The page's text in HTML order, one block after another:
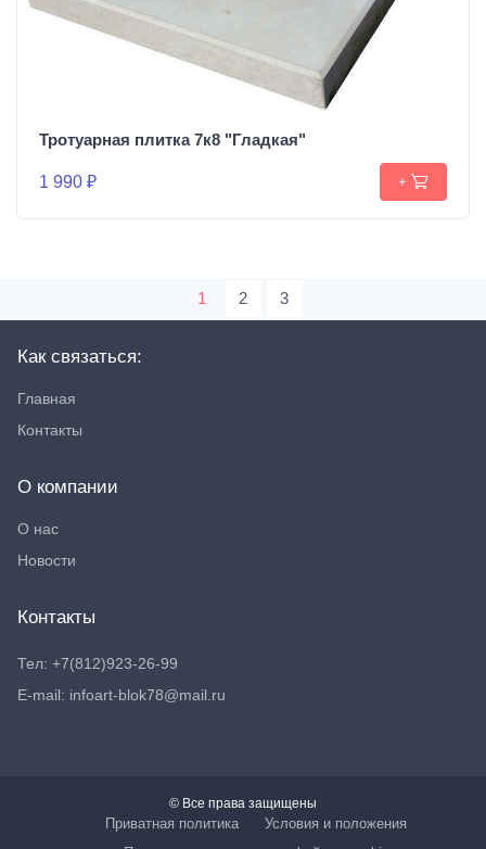
Тротуарная плитка 7к8 "Гладкая"
1 990 ₽ +
1 2 3
Как связаться:
Главная
Контакты
О компании
О нас
Новости
Контакты
Тел: +7(812)923-26-99
E-mail: infoart-blok78@mail.ru
© Все права защищены
Приватная политика
Условия и положения